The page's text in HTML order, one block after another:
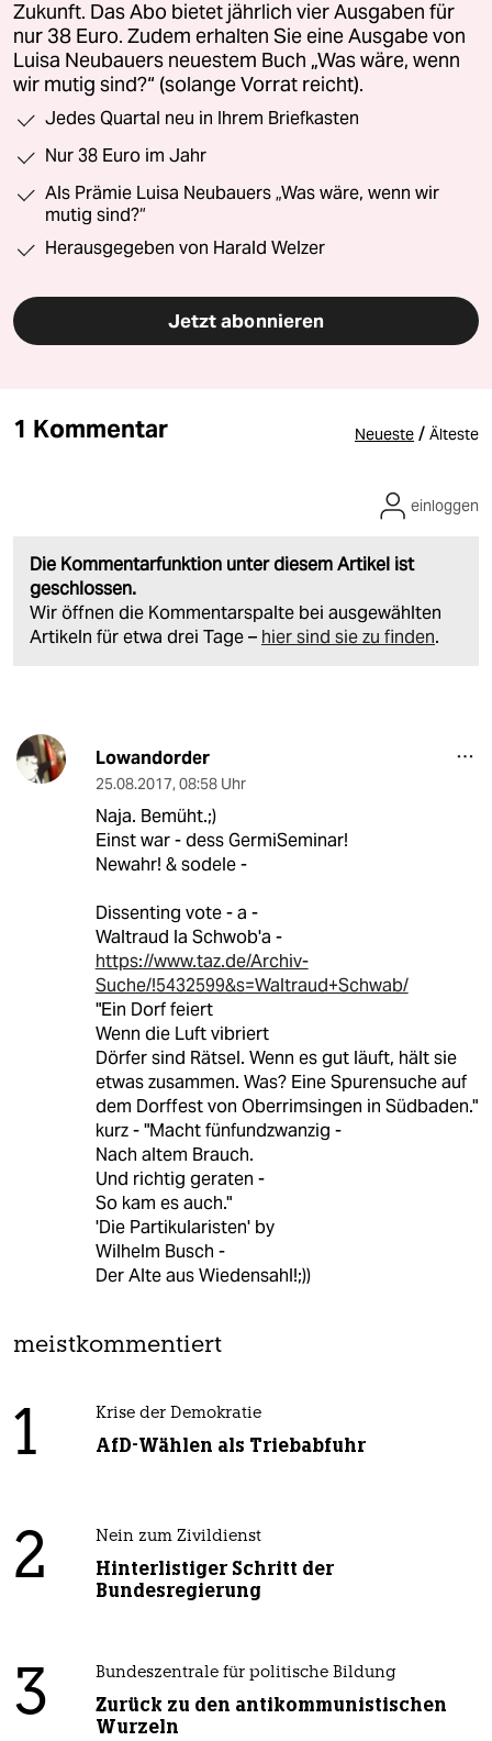
Zukunft. Das Abo bietet jährlich vier Ausgaben für
nur 38 Euro. Zudem erhalten Sie eine Ausgabe von
Luisa Neubauers neuestem Buch „Was wäre, wenn
wir mutig sind?“ (solange Vorrat reicht).
Jedes Quartal neu in Ihrem Briefkasten
Nur 38 Euro im Jahr
Als Prämie Luisa Neubauers „Was wäre, wenn wir
mutig sind?“
Herausgegeben von Harald Welzer
Jetzt abonnieren
1 Kommentar Neueste / Älteste
Die Kommentarfunktion unter diesem Artikel ist
geschlossen.
Wir öffnen die Kommentarspalte bei ausgewählten
Artikeln für etwa drei Tage – hier sind sie zu finden.
einloggen
Lowandorder
25.08.2017, 08:58 Uhr
Naja. Bemüht.;)
Einst war - dess GermiSeminar!
Newahr! & sodele -
Dissenting vote - a -
Waltraud la Schwob'a -
https://www.taz.de/Archiv-
Suche/!5432599&s=Waltraud+Schwab/
"Ein Dorf feiert
Wenn die Luft vibriert
Dörfer sind Rätsel. Wenn es gut läuft, hält sie
etwas zusammen. Was? Eine Spurensuche auf
dem Dorffest von Oberrimsingen in Südbaden."
kurz - "Macht fünfundzwanzig -
Nach altem Brauch.
Und richtig geraten -
So kam es auch."
'Die Partikularisten' by
Wilhelm Busch -
Der Alte aus Wiedensahl!;))
meistkommentiert
1 Krise der Demokratie
AfD-Wählen als Triebabfuhr
2 Nein zum Zivildienst
Hinterlistiger Schritt der
Bundesregierung
3 Bundeszentrale für politische Bildung
Zurück zu den antikommunistischen
Wurzeln